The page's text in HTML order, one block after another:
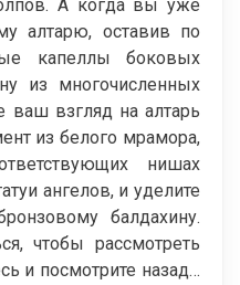
А когда вы уже
алтарю, оставив по
капеллы боковых
из многочисленных
ваш взгляд на алтарь
из белого мрамора,
нишах
ангелов, и уделите
балдахину.
чтобы рассмотреть
и посмотрите назад…